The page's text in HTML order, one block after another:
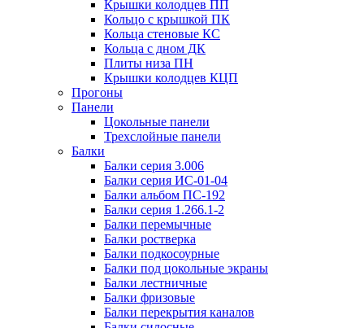
Крышки колодцев ПП
Кольцо с крышкой ПК
Кольца стеновые КС
Кольца с дном ДК
Плиты низа ПН
Крышки колодцев КЦП
Прогоны
Панели
Цокольные панели
Трехслойные панели
Балки
Балки серия 3.006
Балки серия ИС-01-04
Балки альбом ПС-192
Балки серия 1.266.1-2
Балки перемычные
Балки ростверка
Балки подкосоурные
Балки под цокольные экраны
Балки лестничные
Балки фризовые
Балки перекрытия каналов